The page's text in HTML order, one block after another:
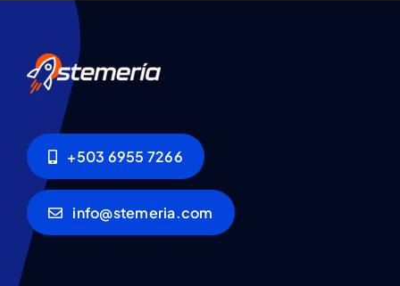
+503 6955 7266
info@stemeria.com